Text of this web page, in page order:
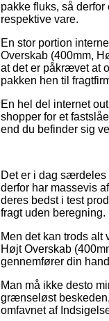
pakke fluks, så
respektive vare.
En stor portion
Overskab (400mm,
at det er påkrævet at
pakken hen til
En hel del internet
shopper for et
end du befinder sig
Det er i dag særdeles
derfor har massevis
deres bedst i test
fragt uden beregning.
Men det kan trods alt
Højt Overskab
gennemfører din
Man må ikke desto
grænseløst
omfavnet af